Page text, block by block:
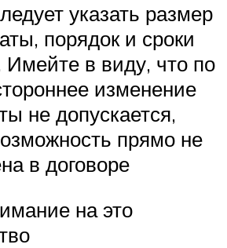
указать размер
порядок и сроки
Имейте в виду, что по
изменение
не допускается,
прямо не
в договоре
на это